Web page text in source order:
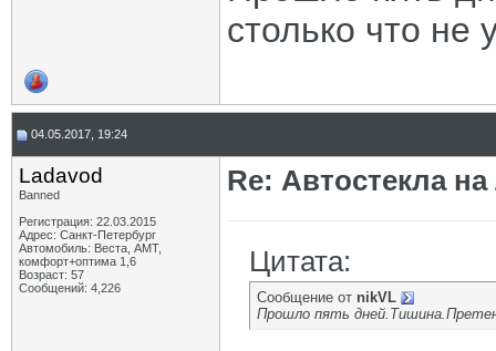
столько что не
04.05.2017, 19:24
Ladavod
Banned
Регистрация: 22.03.2015
Адрес: Санкт-Петербург
Автомобиль: Веста, АМТ,
комфорт+оптима 1,6
Возраст: 57
Сообщений: 4,226
Re: Автостекла
Цитата:
Сообщение от nikVL
Прошло пять